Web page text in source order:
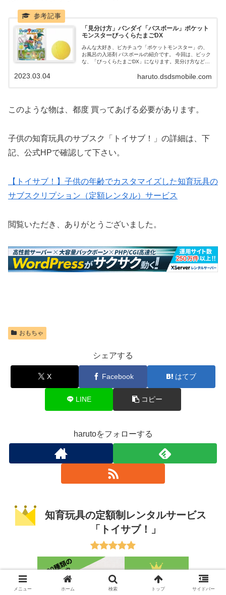
「見分け方」バンダイ「バスボール」ポケット
モンスターびっくらたまごDX
みんな大好き、ピカチュウ「ポケットモンスター」の、
お風呂の入浴剤 バスボールの紹介です。 今回は、ビック
な、「びっくらたまごDX」になります。見分け方など含
多いですが、たまには、奮発してみるのも良いのではな
haruto.dsdsmobile.com
2023.03.04
このような物は、都度 買ってあげる必要があります。
子供の知育玩具のサブスク「トイサブ！」の詳細は、下
記、公式HPで確認して下さい。
【トイサブ！】子供の年齢でカスタマイズした知育玩具の
サブスクリプション（定額レンタル）サービス
閲覧いただき、ありがとうございました。
おもちゃ
シェアする
X Facebook はてブ
LINE コピー
harutoをフォローする
知育玩具の定額制レンタルサービス
「トイサブ！」
メニュー ホーム 検索 トップ サイドバー